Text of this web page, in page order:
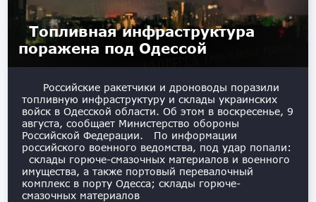
Топливная инфраструктура
поражена под Одессой
Российские ракетчики и дроноводы поразили
топливную инфраструктуру и склады украинских
войск в Одесской области. Об этом в воскресенье, 9
августа, сообщает Министерство обороны
Российской Федерации. По информации
российского военного ведомства, под удар попали:
склады горюче-смазочных материалов и военного
имущества, а также портовый перевалочный
комплекс в порту Одесса; склады горюче-
смазочных материалов